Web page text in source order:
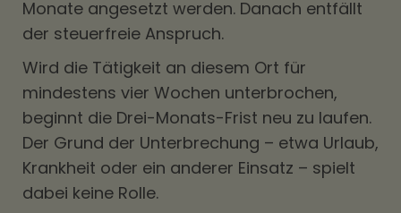
Monate angesetzt werden. Danach entfällt
der steuerfreie Anspruch.
Wird die Tätigkeit an diesem Ort für
mindestens vier Wochen unterbrochen,
beginnt die Drei-Monats-Frist neu zu laufen.
Der Grund der Unterbrechung – etwa Urlaub,
Krankheit oder ein anderer Einsatz – spielt
dabei keine Rolle.